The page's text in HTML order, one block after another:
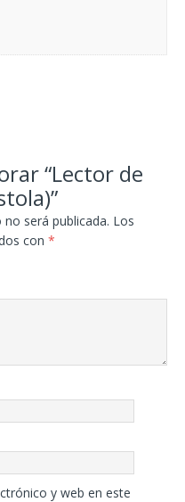
“Lector de
será publicada. Los
con *
y web en este